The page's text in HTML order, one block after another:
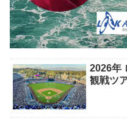
2026年
観戦ツ